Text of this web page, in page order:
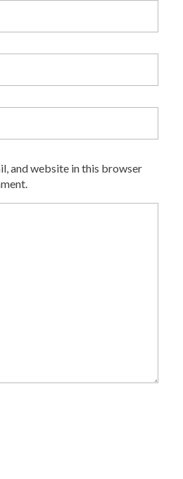
and website in this browser